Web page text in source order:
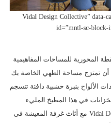
Vidal Design Collective” data-
id=”mntl-sc-block-
المحورية للمساحات المفاهيمية
أن تمتزج مساحة الطهي الخاصة بك
الألواح بنبرة خشبية دافئة تنسجم
في هذا المطبخ المليء
بالخشب من Vidal Design Collective مع أثاث غرفة المعيشة في